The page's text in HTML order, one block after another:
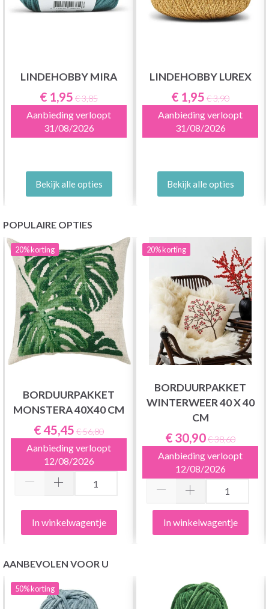
LINDEHOBBY MIRA
€ 1,95 € 3,85
Aanbieding verloopt
31/08/2026
Bekijk alle opties
LINDEHOBBY LUREX
€ 1,95 € 3,90
Aanbieding verloopt
31/08/2026
Bekijk alle opties
POPULAIRE OPTIES
20%korting
BORDUURPAKKET
MONSTERA 40X40 CM
€ 45,45 € 56,80
Aanbieding verloopt
12/08/2026
In winkelwagentje
20%korting
BORDUURPAKKET
WINTERWEER 40 X 40
CM
€ 30,90€ 38,60
Aanbieding verloopt
12/08/2026
In winkelwagentje
AANBEVOLEN VOOR U
50%korting